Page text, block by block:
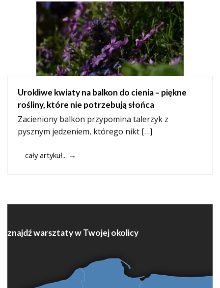
Urokliwe kwiaty na balkon do cienia – piękne
rośliny, które nie potrzebują słońca
Zacieniony balkon przypomina talerzyk z
pysznym jedzeniem, którego nikt […]
cały artykuł... →
znajdź warsztaty w Twojej okolicy